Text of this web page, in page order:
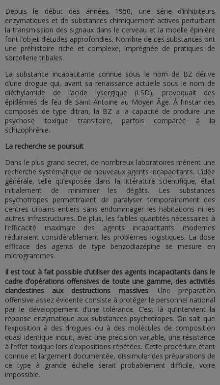
Depuis le début des années 1950, une série d’inhibiteurs
enzymatiques et de substances chimiquement actives perturbant
la transmission des signaux dans le cerveau et la moelle épinière
font l’objet d’études approfondies. Nombre de ces substances ont
une préhistoire riche et complexe, imprégnée de pratiques de
sorcellerie tribales.
La substance incapacitante connue sous le nom de BZ dérive
d’une drogue qui, avant sa renaissance actuelle sous le nom de
diéthylamide de l’acide lysergique (LSD), provoquait des
épidémies de feu de Saint-Antoine au Moyen Âge. À l’instar des
composés de type ditran, la BZ a la capacité de produire une
psychose toxique transitoire, parfois comparée à la
schizophrénie.
La recherche se poursuit
Dans le plus grand secret, de nombreux laboratoires mènent une
recherche systématique de nouveaux agents incapacitants. L’idée
générale, telle qu’exposée dans la littérature scientifique, était
initialement de minimiser les dégâts. Les substances
psychotropes permettraient de paralyser temporairement des
centres urbains entiers sans endommager les habitations ni les
autres infrastructures. De plus, les faibles quantités nécessaires à
l’efficacité maximale des agents incapacitants modernes
réduiraient considérablement les problèmes logistiques. La dose
efficace des agents de type benzodiazépine se mesure en
microgrammes.
Il est tout à fait possible d’utiliser des agents incapacitants dans le
cadre d’opérations offensives de toute une gamme, des activités
clandestines aux destructions massives. Une préparation
offensive assez évidente consiste à protéger le personnel national
par le développement d’une tolérance. C’est là qu’intervient la
réponse enzymatique aux substances psychotropes. On sait que
l’exposition à des drogues ou à des molécules de composition
quasi identique induit, avec une précision variable, une résistance
à l’effet toxique lors d’expositions répétées. Cette procédure étant
connue et largement documentée, dissimuler des préparations de
ce type à grande échelle serait probablement difficile, voire
impossible.